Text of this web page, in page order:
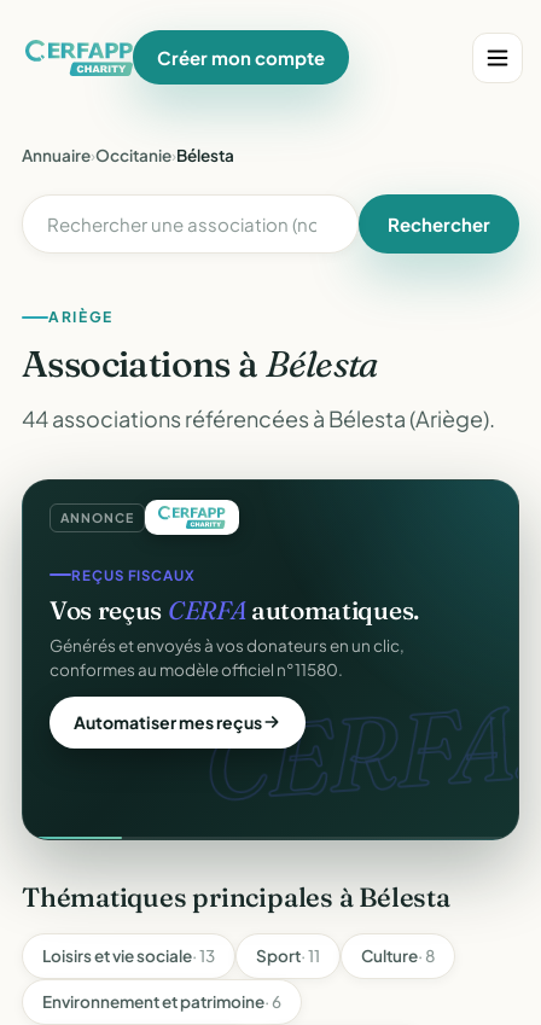
Créer mon compte
Annuaire›Occitanie›Bélesta
Rechercher
ARIÈGE
Associations àBélesta
44 associations référencées à Bélesta (Ariège).
ANNONCE
CERFA.
REÇUS FISCAUX
Vos reçus CERFAautomatiques.
Générés et envoyés à vos donateurs en un clic,
conformes au modèle officiel n°11580.
Automatiser mes reçus
Thématiques principales à Bélesta
Loisirs et vie sociale· 13 Sport· 11 Culture· 8
Environnement et patrimoine· 6